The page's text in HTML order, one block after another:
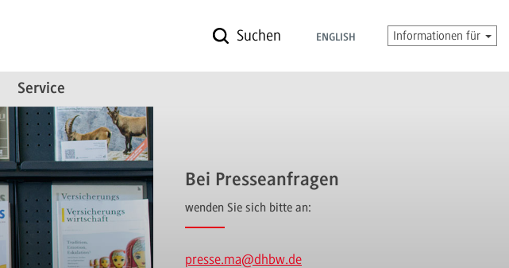
Suchen ENGLISH Informationen für
Service
Bei Presseanfragen
wenden Sie sich bitte an:
presse.ma@dhbw.de